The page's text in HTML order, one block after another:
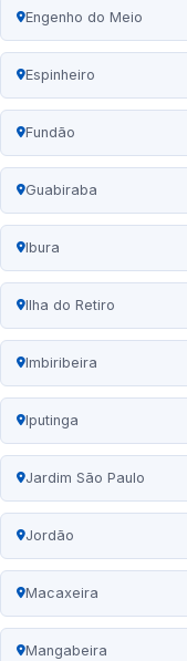
Engenho do Meio
Espinheiro
Fundão
Guabiraba
Ibura
Ilha do Retiro
Imbiribeira
Iputinga
Jardim São Paulo
Jordão
Macaxeira
Mangabeira